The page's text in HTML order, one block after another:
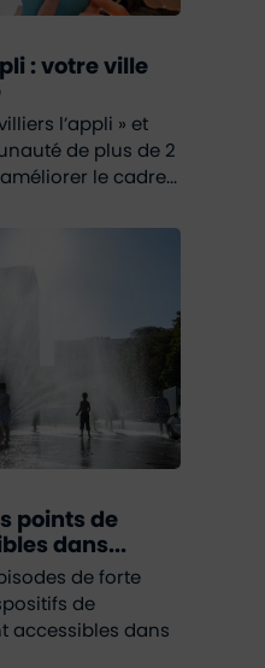
: votre ville
l’appli » et
de plus de 2
le cadre...
points de
dans...
de forte
de
accessibles dans